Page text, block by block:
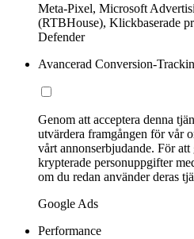
Meta-Pixel, Microsoft
(RTBHouse), Klickbaserade
Defender
Avancerad Conversion-
Genom att acceptera denna
utvärdera framgången för vår
vårt annonserbjudande. För
krypterade personuppgifter
om du redan använder deras
Google Ads
Performance